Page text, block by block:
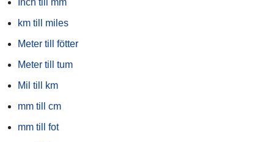
Inch till mm
km till miles
Meter till fötter
Meter till tum
Mil till km
mm till cm
mm till fot